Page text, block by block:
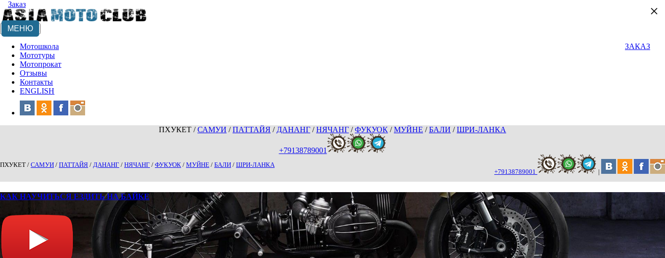
Заказ
МЕНЮ
ЗАКАЗ
Мотошкола
Мототуры
Мотопрокат
Отзывы
Контакты
ENGLISH
ПХУКЕТ /САМУИ /ПАТТАЙЯ / ДАНАНГ /НЯЧАНГ /ФУКУОК /МУЙНЕ /БАЛИ /ШРИ-ЛАНКА
+79138789001
ПХУКЕТ / САМУИ / ПАТТАЙЯ / ДАНАНГ / НЯЧАНГ / ФУКУОК / МУЙНЕ / БАЛИ / ШРИ-ЛАНКА
+79138789001
|
КАК НАУЧИТЬСЯ ЕЗДИТЬ НА БАЙКЕ
×